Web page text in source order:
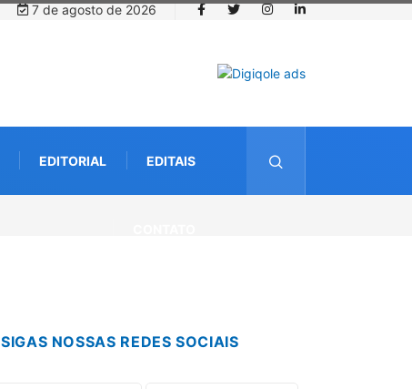
7 de agosto de 2026
EDITORIAL EDITAIS
SIGAS NOSSAS REDES SOCIAIS